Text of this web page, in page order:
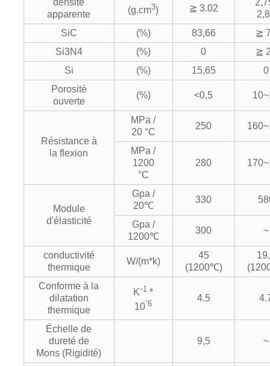
densité
apparente
(g.cm3) ≧ 3.02
SiC
(%) 83,66
≧
Si3N4
(%) 0
≧
Si
(%) 15,65
0
Porosité
ouverte
(%) <0,5
Résistance à
la flexion
MPa /
20 °C
250
MPa /
1200
°C
280
Module
d'élasticité
Gpa /
20℃
330
Gpa /
1200℃
300 ~
conductivité
thermique
W/(m*k)
45
(1200℃)
Conforme à la
dilatation
thermique
Kˉ1*
10ˉ6 4.5
Échelle de
dureté de
Mons (Rigidité)
9,5 ~